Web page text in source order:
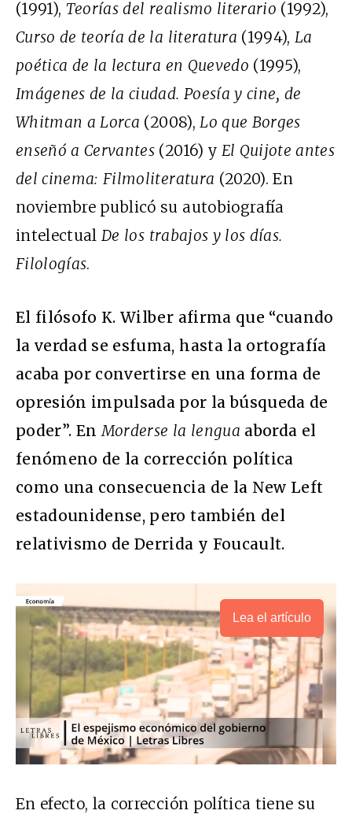
(1991), Teorías del realismo literario (1992),
Curso de teoría de la literatura (1994),La
poética de la lectura en Quevedo (1995),
Imágenes de la ciudad. Poesía y cine, de
Whitman a Lorca (2008),Lo que Borges
enseñó a Cervantes (2016) y El Quijote antes
del cinema: Filmoliteratura (2020). En
noviembre publicó su autobiografía
intelectualDe los trabajos y los días.
Filologías.
El filósofo K. Wilber afirma que “cuando
la verdad se esfuma, hasta la ortografía
acaba por convertirse en una forma de
opresión impulsada por la búsqueda de
poder”. EnMorderse la lengua aborda el
fenómeno de la corrección política
como una consecuencia de la New Left
estadounidense, pero también del
relativismo de Derrida y Foucault.
Lea el artículo
En efecto, la corrección política tiene su